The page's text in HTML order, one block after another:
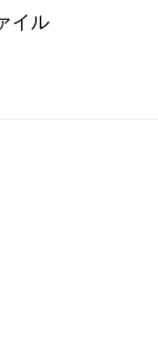
イル